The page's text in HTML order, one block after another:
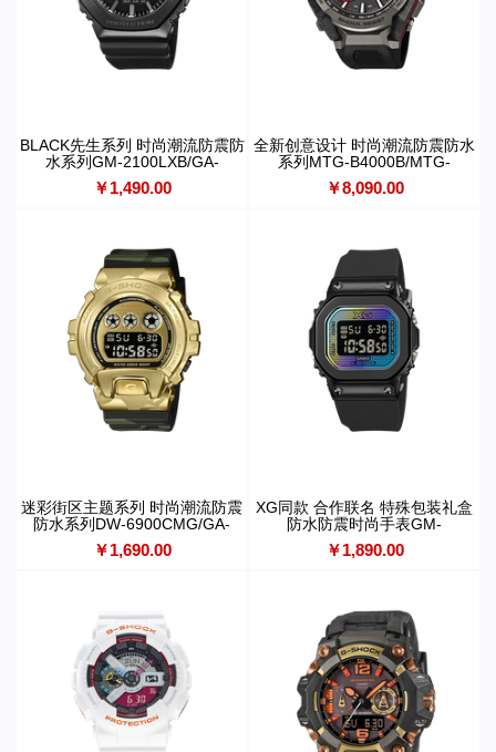
BLACK先生系列 时尚潮流防震防
水系列GM-2100LXB/GA-
2100LXB
￥1,490.00
全新创意设计 时尚潮流防震防水
系列MTG-B4000B/MTG-
B4000BD
￥8,090.00
迷彩街区主题系列 时尚潮流防震
防水系列DW-6900CMG/GA-
700CMG/GM-6900CMG/GA-
700CF/DW-6900CF
￥1,690.00
XG同款 合作联名 特殊包装礼盒
防水防震时尚手表GM-
S5600XG/GMA-S110XG
￥1,890.00